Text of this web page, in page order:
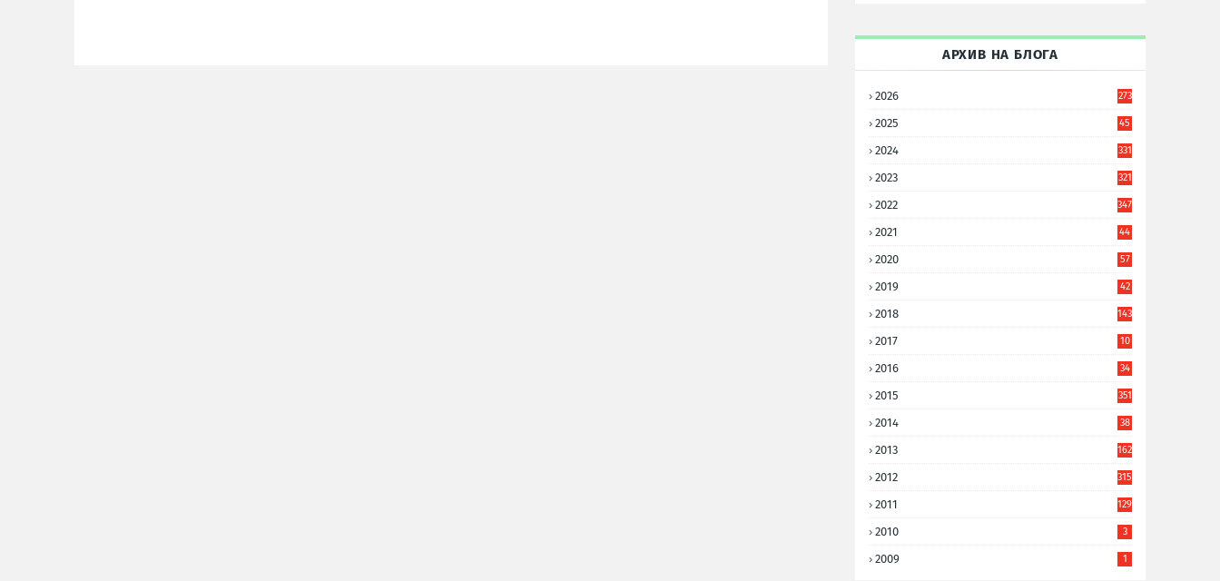
АРХИВ НА БЛОГА
2026 273
2025
45
2024 331
2023 321
2022 347
2021
44
2020
57
2019
42
2018 143
2017
10
2016
34
2015 351
2014
38
2013 162
2012 315
2011 129
2010 3
2009 1